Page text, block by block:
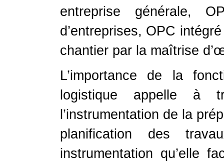
entreprise générale,
d’entreprises, OPC
chantier par la maîtrise
L’importance de la
logistique appelle à
l’instrumentation de la
planification des
instrumentation qu’elle